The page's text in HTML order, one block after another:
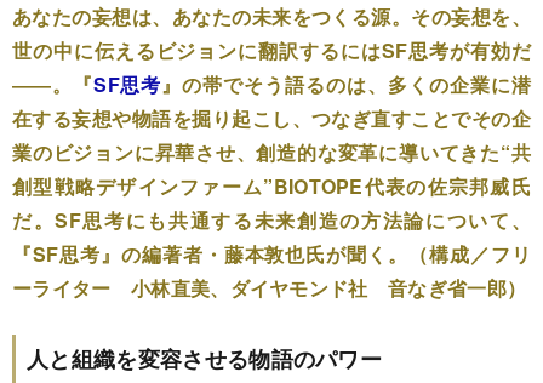
あなたの妄想は、あなたの未来をつくる源。その妄想を、
世の中に伝えるビジョンに翻訳するにはSF思考が有効だ
――。『SF思考』の帯でそう語るのは、多くの企業に潜
在する妄想や物語を掘り起こし、つなぎ直すことでその企
業のビジョンに昇華させ、創造的な変革に導いてきた“共
創型戦略デザインファーム”BIOTOPE代表の佐宗邦威氏
だ。SF思考にも共通する未来創造の方法論について、
『SF思考』の編著者・藤本敦也氏が聞く。（構成／フリ
ーライター 小林直美、ダイヤモンド社 音なぎ省一郎）
人と組織を変容させる物語のパワー